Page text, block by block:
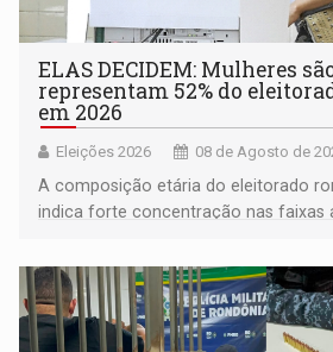
ELAS DECIDEM: Mulheres
representam 52% do
em 2026
Eleições 2026 08 de Agosto de
A composição etária do eleitorado
indica forte concentração nas faixas